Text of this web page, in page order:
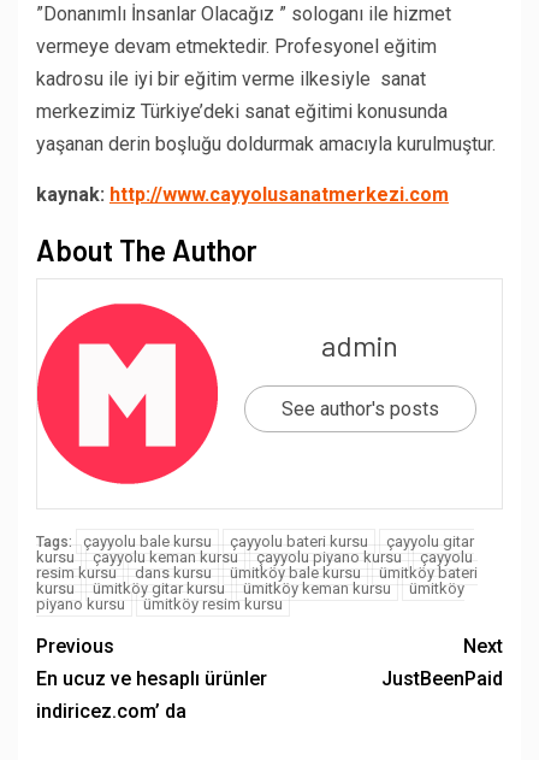
”Donanımlı İnsanlar Olacağız ” sologanı ile hizmet
vermeye devam etmektedir. Profesyonel eğitim
kadrosu ile iyi bir eğitim verme ilkesiyle sanat
merkezimiz Türkiye’deki sanat eğitimi konusunda
yaşanan derin boşluğu doldurmak amacıyla kurulmuştur.
kaynak: http://www.cayyolusanatmerkezi.com
About The Author
admin
See author's posts
Tags: çayyolu bale kursu çayyolu bateri kursu
çayyolu gitar
kursu
çayyolu keman kursu çayyolu piyano kursu
çayyolu
resim kursu
dans kursu ümitköy bale kursu
ümitköy bateri
kursu
ümitköy gitar kursu ümitköy keman kursu
ümitköy
piyano kursu
ümitköy resim kursu
Previous
En ucuz ve hesaplı ürünler
indiricez.com’ da
Next
JustBeenPaid